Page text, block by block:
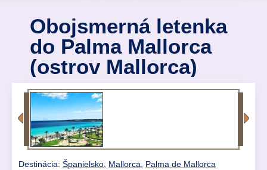
Obojsmerná letenka
do Palma Mallorca
(ostrov Mallorca)
Destinácia: Španielsko, Mallorca, Palma de Mallorca